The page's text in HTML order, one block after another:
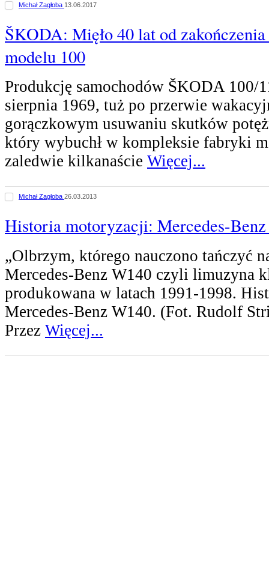
Michał Zagłoba 13.06.2017
ŠKODA: Mięło 40 lat od
modelu 100
Produkcję samochodów ŠKODA 100/
sierpnia 1969, tuż po przerwie
gorączkowym usuwaniu skutków
który wybuchł w kompleksie fabryki
zaledwie kilkanaście Więcej...
Michał Zagłoba 26.03.2013
Historia motoryzacji: Mercedes-
„Olbrzym, którego nauczono tańczyć
Mercedes-Benz W140 czyli limuzyna
produkowana w latach 1991-1998.
Mercedes-Benz W140. (Fot. Rudolf
Przez Więcej...